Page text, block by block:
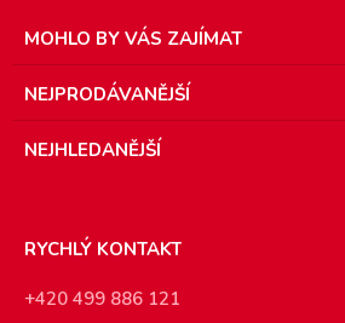
MOHLO BY VÁS ZAJÍMAT
NEJPRODÁVANĚJŠÍ
NEJHLEDANĚJŠÍ
RYCHLÝ KONTAKT
+420 499 886 121